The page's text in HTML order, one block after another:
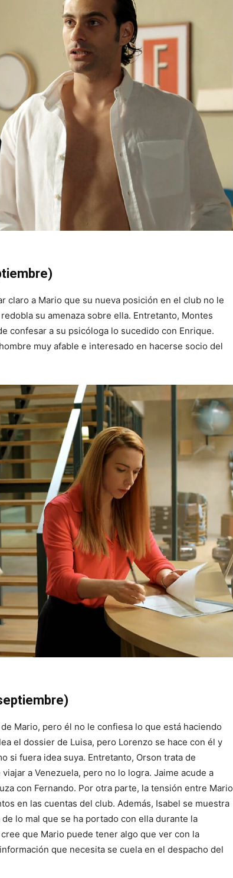
claro a Mario que su nueva posición en el club no le
su amenaza sobre ella. Entretanto, Montes
confesar a su psicóloga lo sucedido con Enrique.
muy afable e interesado en hacerse socio del
Mario, pero él no le confiesa lo que está haciendo
el dossier de Luisa, pero Lorenzo se hace con él y
si fuera idea suya. Entretanto, Orson trata de
a Venezuela, pero no lo logra. Jaime acude a
con Fernando. Por otra parte, la tensión entre Mario
en las cuentas del club. Además, Isabel se muestra
lo mal que se ha portado con ella durante la
que Mario puede tener algo que ver con la
que necesita se cuela en el despacho del